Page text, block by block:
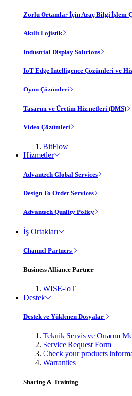
Zorlu Ortamlar İçin Araç Bilgi İşlem
Akıllı Lojistik
Industrial Display Solutions
IoT Edge Intelligence Çözümleri ve
Oyun Çözümleri
Tasarım ve Üretim Hizmetleri (DMS)
Video Çözümleri
BitFlow
Hizmetler
Advantech Global Services
Design To Order Services
Advantech Quality Policy
İş Ortakları
Channel Partners
Business Alliance Partner
WISE-IoT
Destek
Destek ve Yüklenen Dosyalar
Teknik Servis ve Onarım
Service Request Form
Check your products
Warranties
Sharing & Training